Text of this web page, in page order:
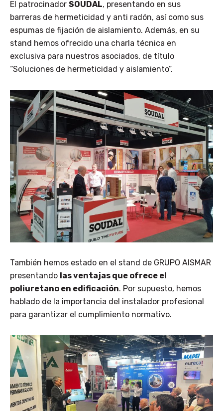
El patrocinador SOUDAL, presentando en sus
barreras de hermeticidad y anti radón, así como sus
espumas de fijación de aislamiento. Además, en su
stand hemos ofrecido una charla técnica en
exclusiva para nuestros asociados, de título
“Soluciones de hermeticidad y aislamiento”.
También hemos estado en el stand de GRUPO AISMAR
presentando las ventajas que ofrece el
poliuretano en edificación. Por supuesto, hemos
hablado de la importancia del instalador profesional
para garantizar el cumplimiento normativo.